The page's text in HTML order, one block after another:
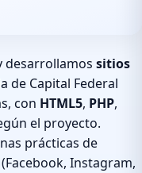
desarrollamos sitios
de Capital Federal
con HTML5, PHP,
el proyecto.
prácticas de
(Facebook, Instagram,